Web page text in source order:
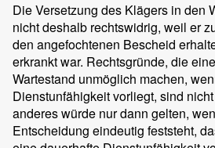
Die Versetzung des Klägers in den
nicht deshalb rechtswidrig, weil er
den angefochtenen Bescheid
erkrankt war. Rechtsgründe, die
Wartestand unmöglich machen,
Dienstunfähigkeit vorliegt, sind
anderes würde nur dann gelten,
Entscheidung eindeutig feststeht,